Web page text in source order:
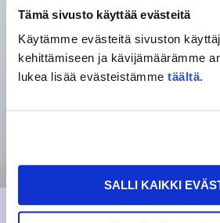
Tämä sivusto käyttää evästeitä
Käytämme evästeitä sivuston
kehittämiseen ja kävijämäärämme
lukea lisää evästeistämme täältä.
SALLI KAIKKI